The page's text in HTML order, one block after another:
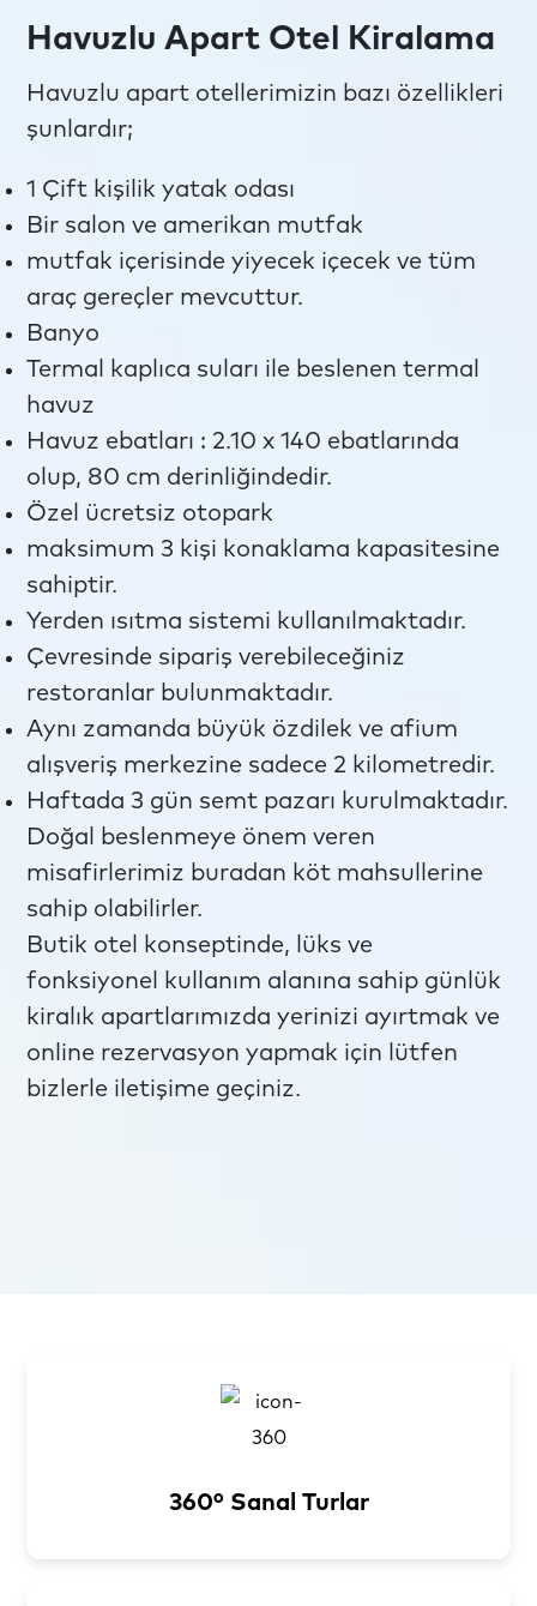
Havuzlu Apart Otel Kiralama
Havuzlu apart otellerimizin bazı özellikleri
şunlardır;
1 Çift kişilik yatak odası
Bir salon ve amerikan mutfak
mutfak içerisinde yiyecek içecek ve tüm
araç gereçler mevcuttur.
Banyo
Termal kaplıca suları ile beslenen termal
havuz
Havuz ebatları : 2.10 x 140 ebatlarında
olup, 80 cm derinliğindedir.
Özel ücretsiz otopark
maksimum 3 kişi konaklama kapasitesine
sahiptir.
Yerden ısıtma sistemi kullanılmaktadır.
Çevresinde sipariş verebileceğiniz
restoranlar bulunmaktadır.
Aynı zamanda büyük özdilek ve afium
alışveriş merkezine sadece 2 kilometredir.
Haftada 3 gün semt pazarı kurulmaktadır.
Doğal beslenmeye önem veren
misafirlerimiz buradan köt mahsullerine
sahip olabilirler.
Butik otel konseptinde, lüks ve
fonksiyonel kullanım alanına sahip günlük
kiralık apartlarımızda yerinizi ayırtmak ve
online rezervasyon yapmak için lütfen
bizlerle iletişime geçiniz.
360° Sanal Turlar